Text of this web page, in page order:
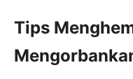
Tips